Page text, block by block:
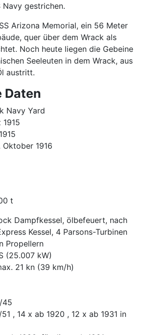
gestrichen.
Arizona Memorial, ein 56 Meter
quer über dem Wrack als
Noch heute liegen die Gebeine
Seeleuten in dem Wrack, aus
austritt.
Daten
Navy Yard
1915
Oktober 1916
t
Dampfkessel, ölbefeuert, nach
Kessel, 4 Parsons-Turbinen
Propellern
(25.007 kW)
21 kn (39 km/h)
45
, 14 x ab 1920 , 12 x ab 1931 in